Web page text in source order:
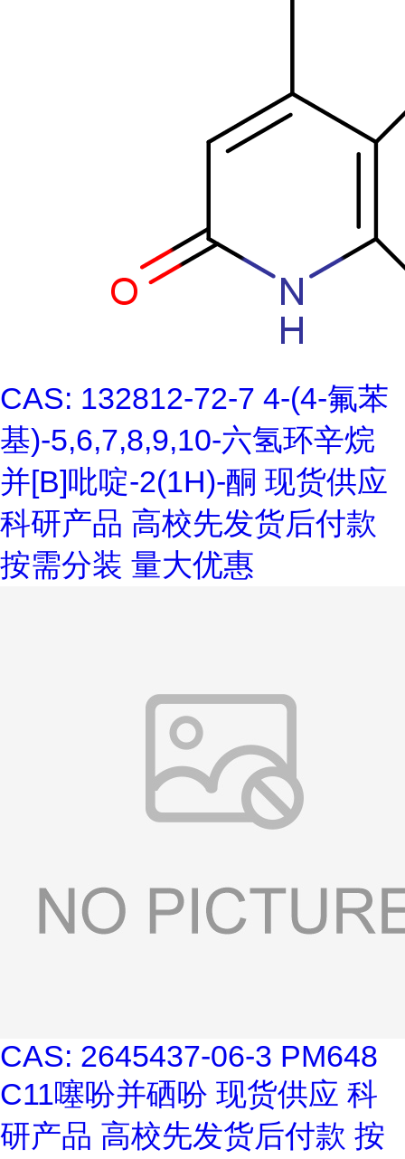
CAS: 132812-72-7 4-(4-氟苯
基)-5,6,7,8,9,10-六氢环辛烷
并[B]吡啶-2(1H)-酮 现货供应
科研产品 高校先发货后付款
按需分装 量大优惠
CAS: 2645437-06-3 PM648
C11噻吩并硒吩 现货供应 科
研产品 高校先发货后付款 按